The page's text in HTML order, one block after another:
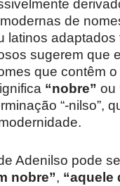
de
latinos adaptados
sugerem que
que contêm
“nobre” ou
“-nilso”,
Adenilso pode
nobre”, “aquele